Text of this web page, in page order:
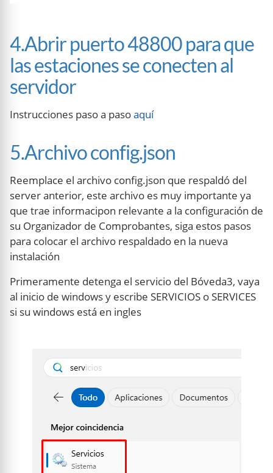
4.Abrir puerto 48800 para que
las estaciones se conecten al
servidor
Instrucciones paso a pasoaquí
5.Archivo config.json
Reemplace el archivo config.json que respaldó del
server anterior, este archivo es muy importante ya
que trae informacipon relevante a la configuración de
su Organizador de Comprobantes, siga estos pasos
para colocar el archivo respaldado en la nueva
instalación
Primeramente detenga el servicio del Bóveda3, vaya
al inicio de windows y escribe SERVICIOS o SERVICES
si su windows está en ingles